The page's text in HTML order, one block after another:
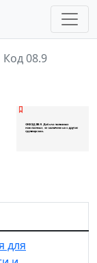
Код 08.9
для